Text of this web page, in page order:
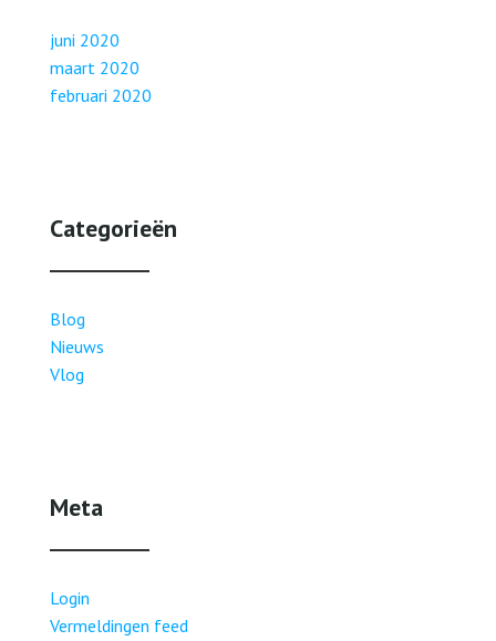
juni 2020
maart 2020
februari 2020
Categorieën
Blog
Nieuws
Vlog
Meta
Login
Vermeldingen feed